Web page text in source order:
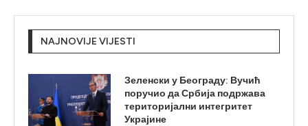
NAJNOVIJE VIJESTI
Зеленски у Београду: Вучић
поручио да Србија подржава
територијални интегритет
Украјине